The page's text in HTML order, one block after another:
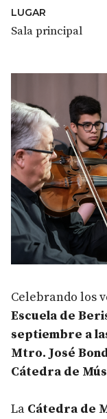
Celebrando los
Escuela de
septiembre a
Mtro. José
Cátedra de
La Cátedra de
LUGAR
Sala principal